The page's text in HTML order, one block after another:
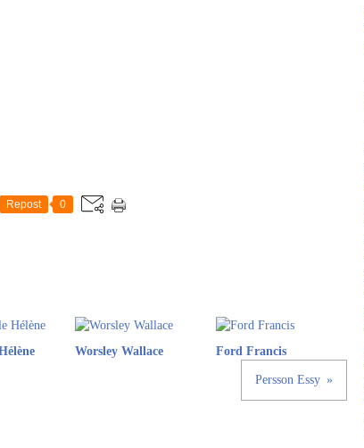
Repost 0
Worsley Wallace Ford Francis
Persson Essy